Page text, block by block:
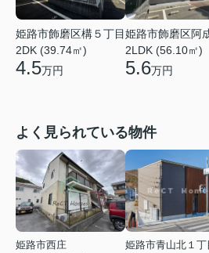
姫路市飾磨区構５丁目
2DK (39.74㎡)
4.5万円
姫路市飾磨区阿
2LDK (56.10㎡)
5.6万円
よく見られている物件
姫路市西庄
姫路市青山北１丁